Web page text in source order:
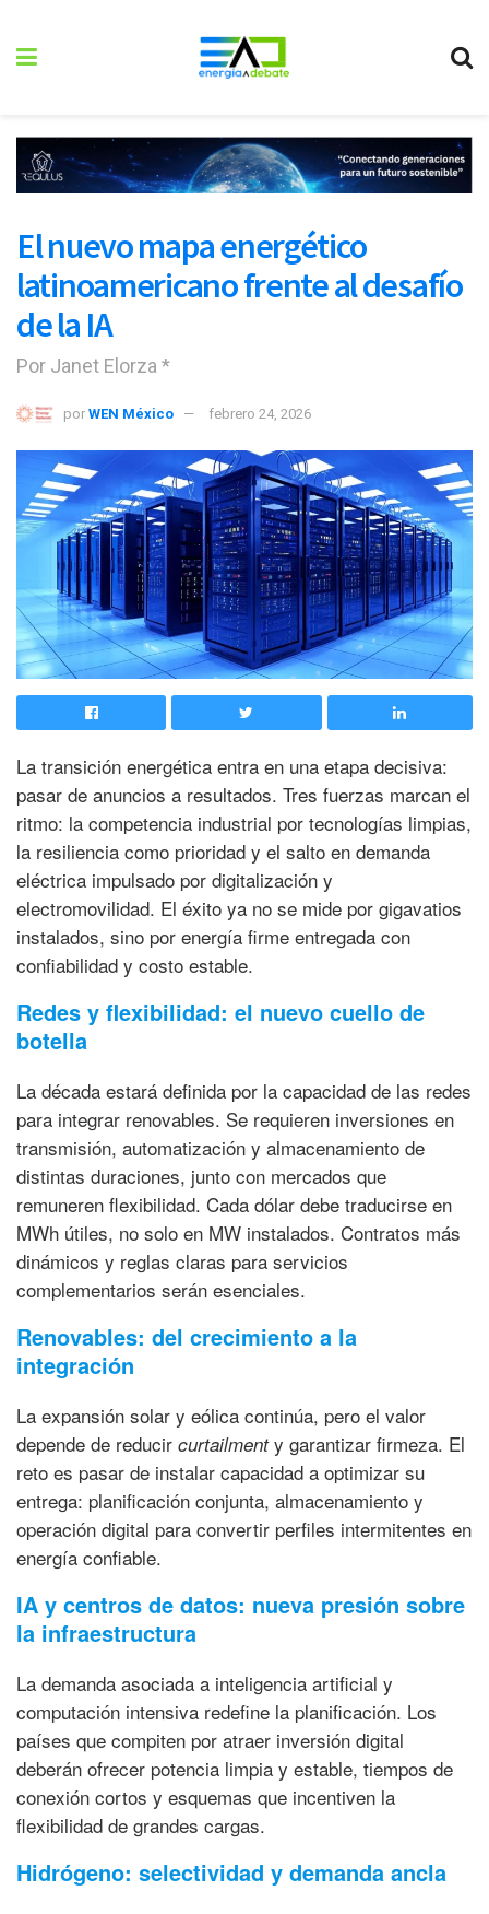
El nuevo mapa energético
latinoamericano frente al desafío
de la IA
Por Janet Elorza *
por WEN México febrero 24, 2026
La transición energética entra en una etapa decisiva:
pasar de anuncios a resultados. Tres fuerzas marcan el
ritmo: la competencia industrial por tecnologías limpias,
la resiliencia como prioridad y el salto en demanda
eléctrica impulsado por digitalización y
electromovilidad. El éxito ya no se mide por gigavatios
instalados, sino por energía firme entregada con
confiabilidad y costo estable.
Redes y flexibilidad: el nuevo cuello de
botella
La década estará definida por la capacidad de las redes
para integrar renovables. Se requieren inversiones en
transmisión, automatización y almacenamiento de
distintas duraciones, junto con mercados que
remuneren flexibilidad. Cada dólar debe traducirse en
MWh útiles, no solo en MW instalados. Contratos más
dinámicos y reglas claras para servicios
complementarios serán esenciales.
Renovables: del crecimiento a la
integración
La expansión solar y eólica continúa, pero el valor
depende de reducir curtailmenty garantizar firmeza. El
reto es pasar de instalar capacidad a optimizar su
entrega: planificación conjunta, almacenamiento y
operación digital para convertir perfiles intermitentes en
energía confiable.
IA y centros de datos: nueva presión sobre
la infraestructura
La demanda asociada a inteligencia artificial y
computación intensiva redefine la planificación. Los
países que compiten por atraer inversión digital
deberán ofrecer potencia limpia y estable, tiempos de
conexión cortos y esquemas que incentiven la
flexibilidad de grandes cargas.
Hidrógeno: selectividad y demanda ancla